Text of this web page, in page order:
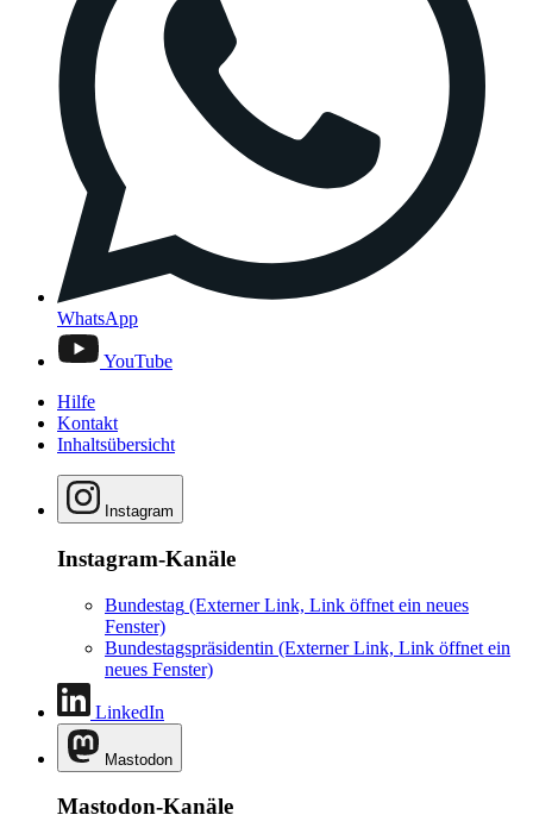
WhatsApp
YouTube
Hilfe
Kontakt
Inhaltsübersicht
Instagram
Instagram-Kanäle
Bundestag (Externer Link, Link öffnet ein neues
Fenster)
Bundestagspräsidentin (Externer Link, Link öffnet ein
neues Fenster)
LinkedIn
Mastodon
Mastodon-Kanäle